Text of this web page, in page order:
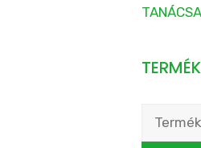
Keresés